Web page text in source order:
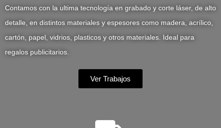
Contamos con la ultima tecnología en grabado y corte láser, de alto
detalle, en distintos materiales y espesores como madera, acrílico,
cartón, papel, vidrios, plasticos y otros materiales. Ideal para
regalos publicitarios.
Ver Trabajos